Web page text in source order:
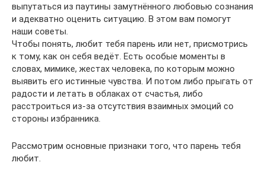
выпутаться из паутины замутнённого любовью сознания
и адекватно оценить ситуацию. В этом вам помогут
наши советы.
Чтобы понять, любит тебя парень или нет, присмотрись
к тому, как он себя ведёт. Есть особые моменты в
словах, мимике, жестах человека, по которым можно
выявить его истинные чувства. И потом либо прыгать от
радости и летать в облаках от счастья, либо
расстроиться из-за отсутствия взаимных эмоций со
стороны избранника.
Рассмотрим основные признаки того, что парень тебя
любит.